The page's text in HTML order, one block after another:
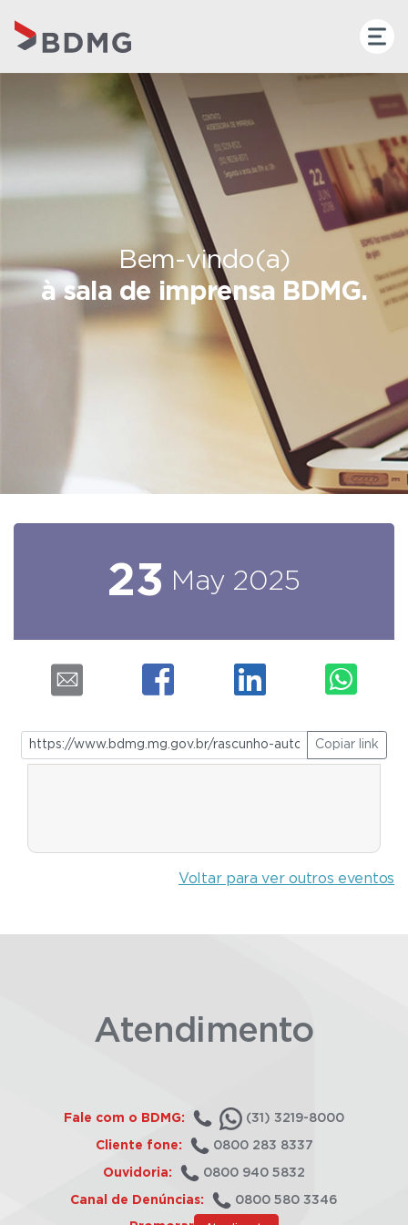
Bem-vindo(a)
à sala de imprensa BDMG.
23 May 2025
Copiar link
Voltar para ver outros eventos
Atendimento
Fale com o BDMG: (31) 3219-8000
Cliente fone: 0800 283 8337
Ouvidoria: 0800 940 5832
Canal de Denúncias: 0800 580 3346